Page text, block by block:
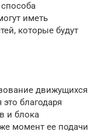
иметь
которые будут
движущихся
благодаря
и блока
момент ее подачи